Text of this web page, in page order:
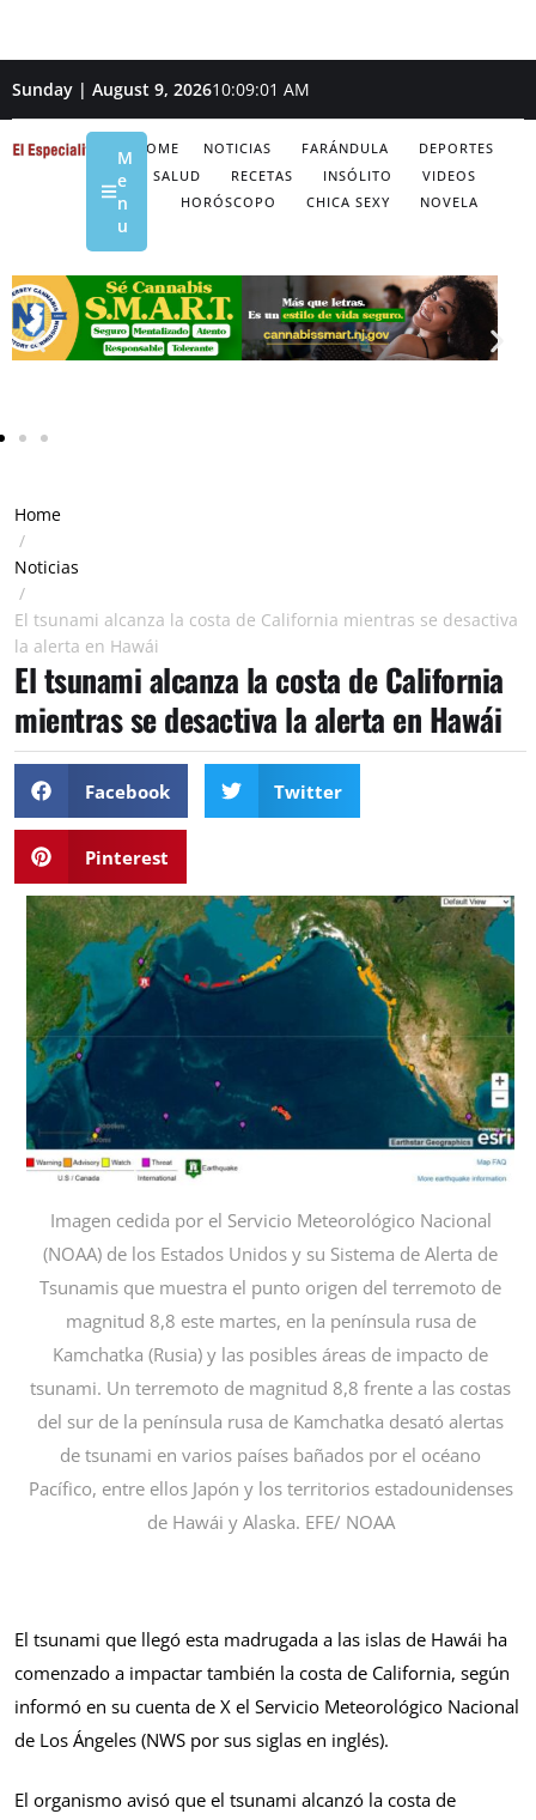
Sunday | August 9, 202610:09:02 AM
HOME NOTICIAS FARÁNDULA
DEPORTES
SALUD
RECETAS INSÓLITO
VIDEOS
HORÓSCOPO
CHICA SEXY NOVELA
M
e
n
u
Home
/
Noticias
/
El tsunami alcanza la costa de California mientras se desactiva
la alerta en Hawái
El tsunami alcanza la costa de California
mientras se desactiva la alerta en Hawái
Facebook Twitter
Pinterest
Imagen cedida por el Servicio Meteorológico Nacional
(NOAA) de los Estados Unidos y su Sistema de Alerta de
Tsunamis que muestra el punto origen del terremoto de
magnitud 8,8 este martes, en la península rusa de
Kamchatka (Rusia) y las posibles áreas de impacto de
tsunami. Un terremoto de magnitud 8,8 frente a las costas
del sur de la península rusa de Kamchatka desató alertas
de tsunami en varios países bañados por el océano
Pacífico, entre ellos Japón y los territorios estadounidenses
de Hawái y Alaska. EFE/ NOAA
El tsunami que llegó esta madrugada a las islas de Hawái ha
comenzado a impactar también la costa de California, según
informó en su cuenta de X el Servicio Meteorológico Nacional
de Los Ángeles (NWS por sus siglas en inglés).
El organismo avisó que el tsunami alcanzó la costa de